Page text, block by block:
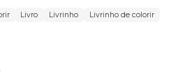
Livro Livrinho
Livrinho de colorir